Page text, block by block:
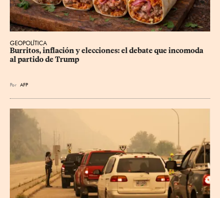
GEOPOLÍTICA
Burritos, inflación y elecciones: el debate que incomoda
al partido de Trump
Por AFP